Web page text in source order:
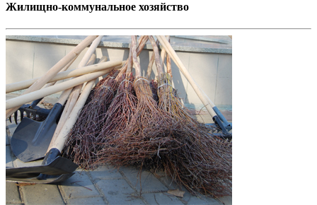
Жилищно-коммунальное хозяйство